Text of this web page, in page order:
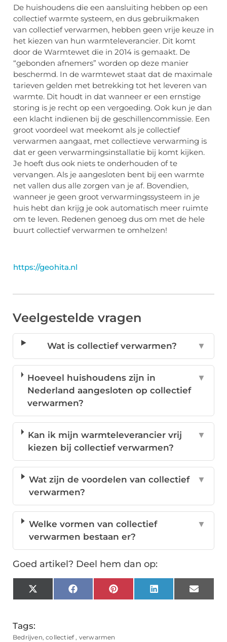
De huishoudens die een aansluiting hebben op een
collectief warmte systeem, en dus gebruikmaken
van collectief verwarmen, hebben geen vrije keuze in
het kiezen van hun warmteleverancier. Dit komt
door de Warmtewet die in 2014 is gemaakt. De
“gebonden afnemers” worden op deze manier
beschermd. In de warmtewet staat dat de maximale
tarieven gelden met betrekking tot het leveren van
warmte. Dit houdt in dat wanneer er een ernstige
storing is je recht op een vergoeding. Ook kun je dan
een klacht indienen bij de geschillencommissie. Een
groot voordeel wat meekomt als je collectief
verwarmen aangaat, met collectieve verwarming is
dat er geen verwarmingsinstallatie bij komt kijken.
Je hoeft dus ook niets te onderhouden of te
vervangen. Als je aangesloten bent bij een warmte
net vallen dus alle zorgen van je af. Bovendien,
wanneer je geen groot verwarmingssysteem in je
huis hebt dan krijg je ook automatisch meer ruimte
om te leven. Redenen genoeg dus om met de hele
buurt collectief verwarmen te omhelzen!
https://geohita.nl
Veelgestelde vragen
Wat is collectief verwarmen? ▼
Hoeveel huishoudens zijn in
Nederland aangesloten op collectief
verwarmen?
▼
Kan ik mijn warmteleverancier vrij
kiezen bij collectief verwarmen?
▼
Wat zijn de voordelen van collectief
verwarmen?
▼
Welke vormen van collectief
verwarmen bestaan er?
▼
Goed artikel? Deel hem dan op:
X
(Twitter)
FacebookPinterestLinkedInEmail
Tags:
Bedrijven,collectief, verwarmen